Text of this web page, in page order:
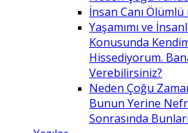
İnsan Canı
Yaşamımı ve
Konusunda
Hissediyorum.
Verebilirsiniz?
Neden Çoğu
Bunun Yerine
Sonrasında